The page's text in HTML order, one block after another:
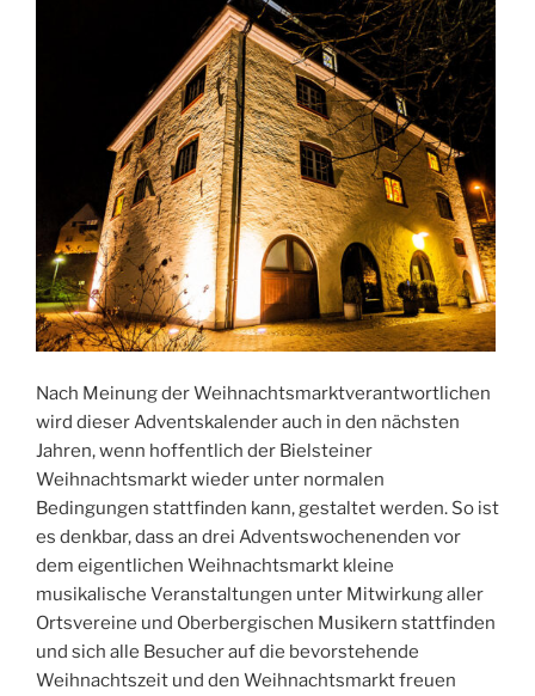
Nach Meinung der Weihnachtsmarktverantwortlichen
wird dieser Adventskalender auch in den nächsten
Jahren, wenn hoffentlich der Bielsteiner
Weihnachtsmarkt wieder unter normalen
Bedingungen stattfinden kann, gestaltet werden. So ist
es denkbar, dass an drei Adventswochenenden vor
dem eigentlichen Weihnachtsmarkt kleine
musikalische Veranstaltungen unter Mitwirkung aller
Ortsvereine und Oberbergischen Musikern stattfinden
und sich alle Besucher auf die bevorstehende
Weihnachtszeit und den Weihnachtsmarkt freuen